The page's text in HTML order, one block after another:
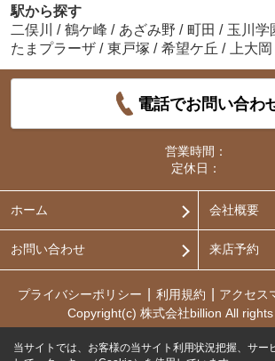
駅から探す
二俣川
/ 鶴ケ峰 / あざみ野 / 町田 / 玉川学
たまプラーザ / 東戸塚 / 希望ケ丘 / 上大岡
電話でお問い合わ
営業時間：
定休日：
ホーム 会社概要
お問い合わせ 来店予約
プライバシーポリシー 利用規約 アクセス
Copyright(c) 株式会社billion All
当サイトでは、お客様の当サイト利用状況把握、サー